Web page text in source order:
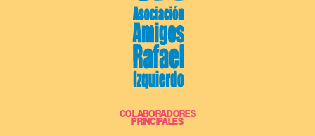
COLABORADORES
PRINCIPALES